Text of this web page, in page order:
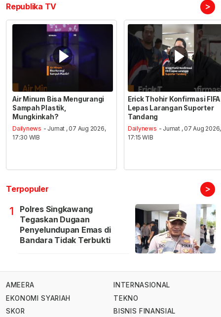
Republika TV >
Air Minum Bisa Mengurangi
Sampah Plastik,
Mungkinkah?
Dailynews - Jumat , 07 Aug 2026,
17:30 WIB
Erick Thohir Konfirmasi FIFA
Lepas Larangan Suporter
Tandang
Dailynews - Jumat , 07 Aug 2026,
17:15 WIB
Terpopuler >
1
Polres Singkawang
Tegaskan Dugaan
Penyelundupan Emas di
Bandara Tidak Terbukti
AMEERA
EKONOMI SYARIAH
SKOR
INTERNASIONAL
TEKNO
BISNIS FINANSIAL